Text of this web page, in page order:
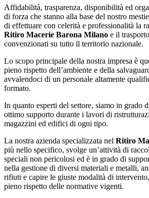
Affidabilità, trasparenza, disponibilità ed
di forza che stanno alla base del nostro
di effettuare con celerità e professionalità la
Ritiro Macerie Barona Milano e il
convenzionati su tutto il territorio nazionale.
Lo scopo principale della nostra impresa è
pieno rispetto dell’ambiente e della
avvalendoci di un personale altamente
formato.
In quanto esperti del settore, siamo in grado
ottimo supporto durante i lavori di
magazzini ed edifici di ogni tipo.
La nostra azienda specializzata nel Ritiro
più nello specifico, svolge un’attività di
speciali non pericolosi ed è in grado di
nella gestione di diversi materiali e metalli,
rifiuti e capire le giuste modalità di
pieno rispetto delle normative vigenti.